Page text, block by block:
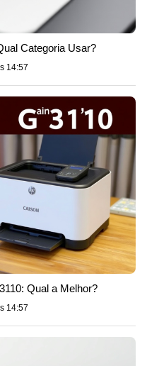
Categoria Usar?
14:57
Qual a Melhor?
14:57